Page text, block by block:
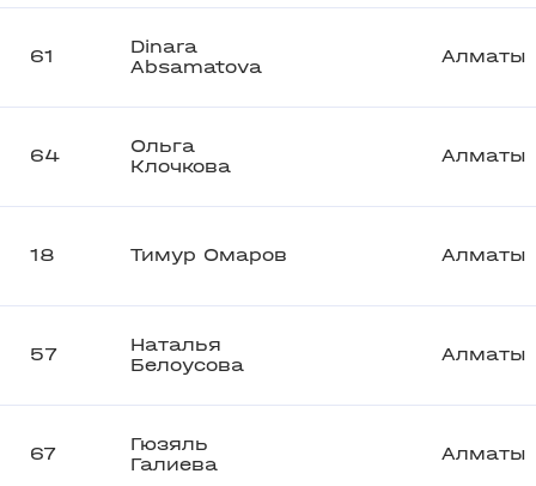
61
Dinara
Absamatova
Алматы
64
Ольга
Клочкова
Алматы
18 Тимур Омаров Алматы
57
Наталья
Белоусова
Алматы
67
Гюзяль
Галиева
Алматы